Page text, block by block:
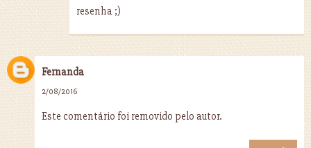
resenha ;)
Fernanda
2/08/2016
Este comentário foi removido pelo autor.